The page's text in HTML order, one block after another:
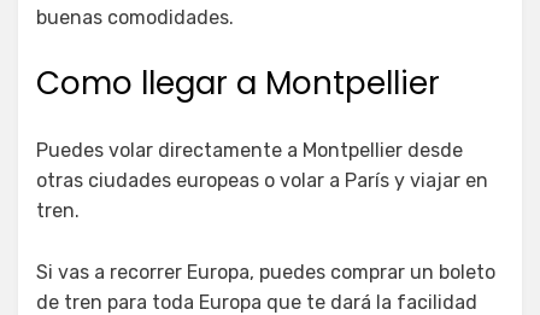
buenas comodidades.
Como llegar a Montpellier
Puedes volar directamente a Montpellier desde
otras ciudades europeas o volar a París y viajar en
tren.
Si vas a recorrer Europa, puedes comprar un boleto
de tren para toda Europa que te dará la facilidad